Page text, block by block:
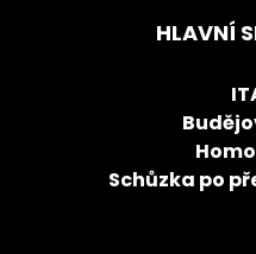
HLAVNÍ
Schůzka po